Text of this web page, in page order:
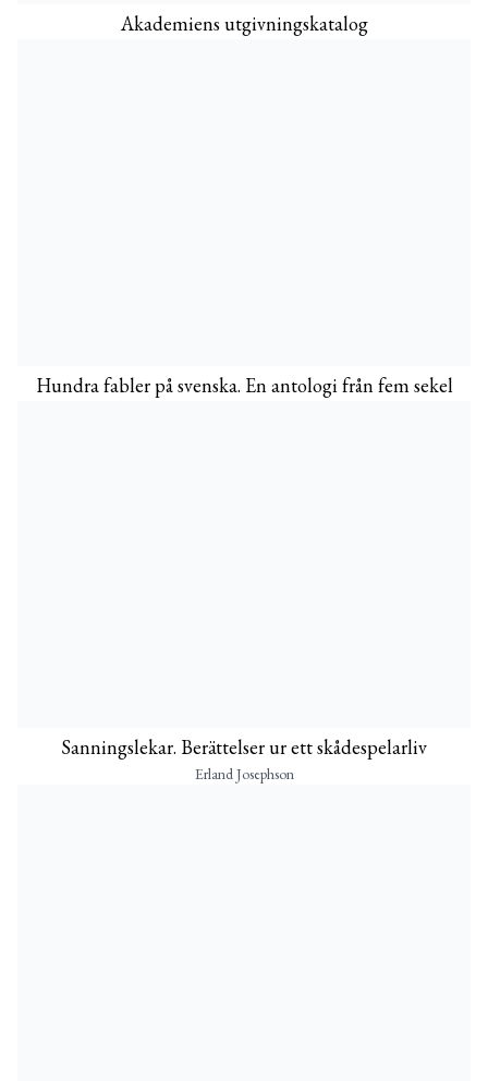
Akademiens utgivningskatalog
Hundra fabler på svenska. En antologi från fem sekel
Sanningslekar. Berättelser ur ett skådespelarliv
Erland Josephson